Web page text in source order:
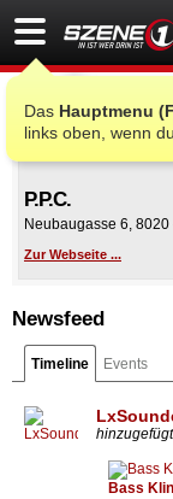
Das Hauptmenu
links oben, wenn
P.P.C.
Neubaugasse 6, 8020
Zur Webseite ...
Newsfeed
Timeline Events
hinzugefügt.
Bass